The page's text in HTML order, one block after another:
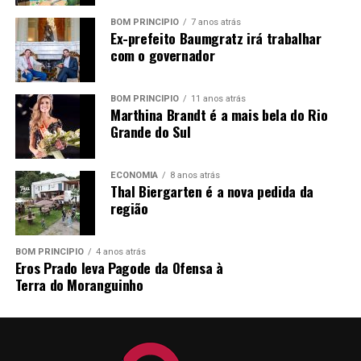
objetivos, que é dar oportunidade para que as nossas
empresas divulguem os seus produtos e o seu trabalho”,
afirma o vice-presidente da comissão, Fernando John.
TÓPICOS RELACIONADOS: DESTAQUE
GERAL
KRONENTHAL FEST
VALE REAL
A SEGUIR
Marcelo Bettega é empossado no Vale Real
NÃO PERCA
Um adeus a Silvério Ströher, primeiro prefeito de Vale
Real
BOM PRINCÍPIO 7 anos atrás
Ex-prefeito Baumgratz irá trabalhar
com o governador
BOM PRINCÍPIO 11 anos atrás
Marthina Brandt é a mais bela do Rio
Grande do Sul
ECONOMIA 8 anos atrás
Thal Biergarten é a nova pedida da
região
BOM PRINCÍPIO 4 anos atrás
Eros Prado leva Pagode da Ofensa à
Terra do Moranguinho